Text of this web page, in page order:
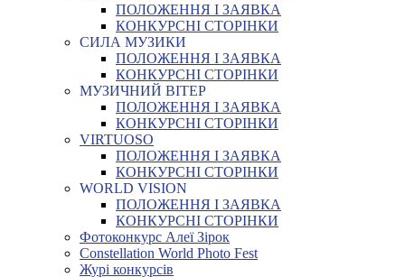
ПОЛОЖЕННЯ І ЗАЯВКА
КОНКУРСНІ СТОРІНКИ
СИЛА МУЗИКИ
ПОЛОЖЕННЯ І ЗАЯВКА
КОНКУРСНІ СТОРІНКИ
МУЗИЧНИЙ ВІТЕР
ПОЛОЖЕННЯ І ЗАЯВКА
КОНКУРСНІ СТОРІНКИ
VIRTUOSO
ПОЛОЖЕННЯ І ЗАЯВКА
КОНКУРСНІ СТОРІНКИ
WORLD VISION
ПОЛОЖЕННЯ І ЗАЯВКА
КОНКУРСНІ СТОРІНКИ
Фотоконкурс Алеї Зірок
Constellation World Photo Fest
Журі конкурсів